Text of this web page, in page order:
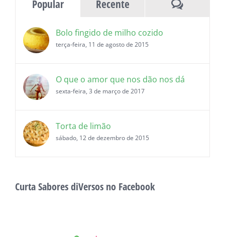
Popular Recente
Bolo fingido de milho cozido
terça-feira, 11 de agosto de 2015
O que o amor que nos dão nos dá
sexta-feira, 3 de março de 2017
Torta de limão
sábado, 12 de dezembro de 2015
Curta Sabores diVersos no Facebook